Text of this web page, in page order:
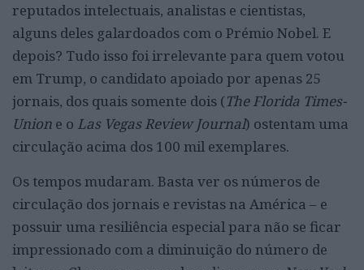
reputados intelectuais, analistas e cientistas,
alguns deles galardoados com o Prémio Nobel. E
depois? Tudo isso foi irrelevante para quem votou
em Trump, o candidato apoiado por apenas 25
jornais, dos quais somente dois (The Florida Times-
Union e o Las Vegas Review Journal) ostentam uma
circulação acima dos 100 mil exemplares.
Os tempos mudaram. Basta ver os números de
circulação dos jornais e revistas na América – e
possuir uma resiliência especial para não se ficar
impressionado com a diminuição do número de